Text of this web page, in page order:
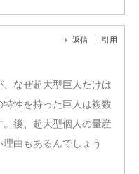
返信 引用
なぜ超大型巨人だけは
性を持った巨人は複数
後、超大型個人の量産
由もあるんでしょう